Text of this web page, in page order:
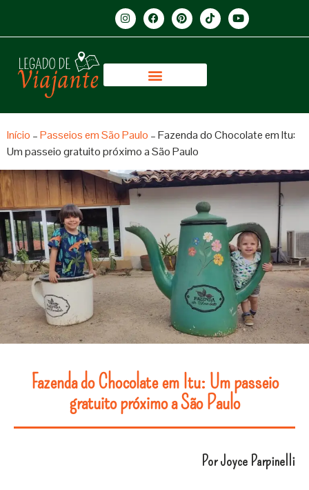
Início –Passeios em São Paulo –Fazenda do Chocolate em Itu:
Um passeio gratuito próximo a São Paulo
Fazenda do Chocolate em Itu: Um passeio
gratuito próximo a São Paulo
Por Joyce Parpinelli